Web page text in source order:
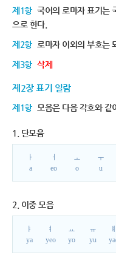
제1항 국어의 로마자 표기는
으로 한다.
제2항 로마자 이외의 부호는
제3항 삭제
제2장 표기 일람
제1항 모음은 다음 각호와 같
1. 단모음
ㅏ
a
ㅓ
eo
ㅗ
o
ㅜ
u
2. 이중 모음
ㅑ
ya
ㅕ
yeo
ㅛ
yo
ㅠ
yu
ㅒ